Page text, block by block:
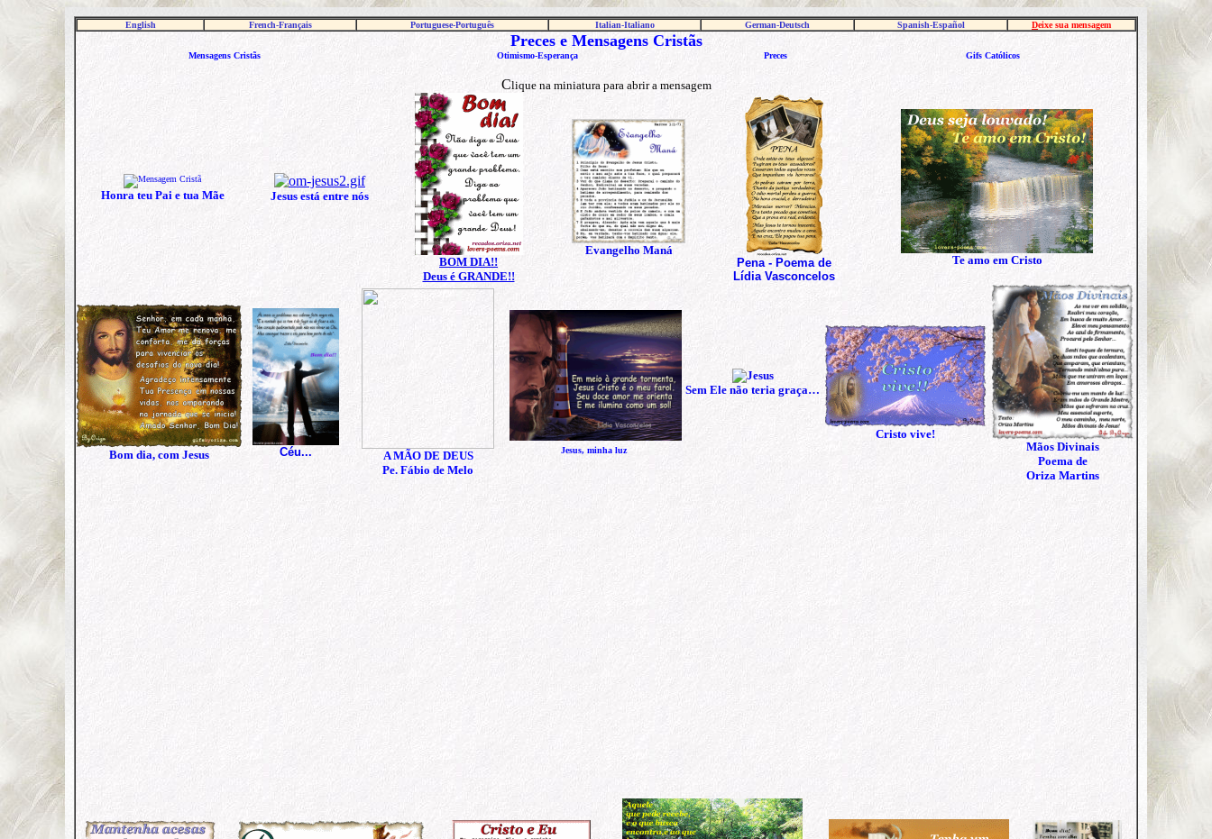
English French-Français Portuguese-Português Italian-Italiano German-Deutsch Spanish-Español Deixe sua mensagem
Preces e Mensagens Cristãs
Mensagens Cristãs Otimismo-Esperança Preces Gifs Católicos
Clique na miniatura para abrir a mensagem
Honra teu Pai e tua Mãe Jesus está entre nós
BOM DIA!!
Deus é GRANDE!!
Evangelho Maná
Pena - Poema de
Lídia Vasconcelos
Te amo em Cristo
Bom dia, com Jesus Céu...
A MÃO DE DEUS
Pe. Fábio de Melo
Jesus, minha luz
Sem Ele não teria graça…
Cristo vive!
Mãos Divinais
Poema de
Oriza Martins